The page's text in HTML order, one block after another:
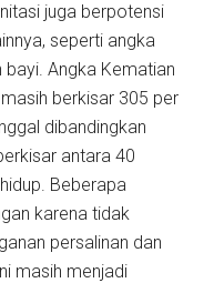
juga berpotensi
seperti angka
Angka Kematian
berkisar 305 per
dibandingkan
antara 40
Beberapa
karena tidak
persalinan dan
masih menjadi